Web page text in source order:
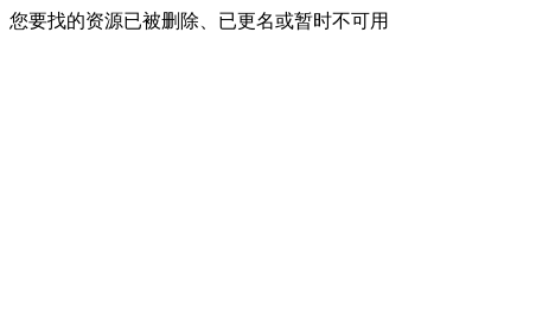
您要找的资源已被删除、已更名或暂时不可用